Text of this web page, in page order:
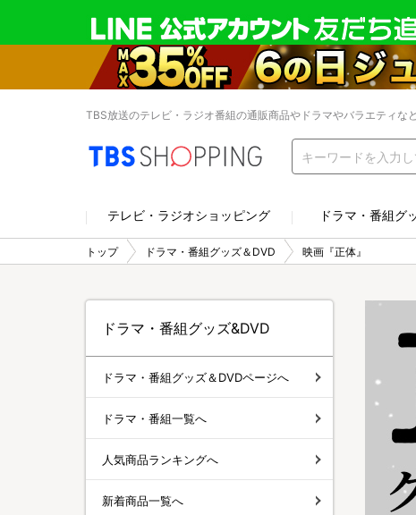
TBS放送のテレビ・ラジオ番組の通販商品やドラマやバラエティな
テレビ・ラジオショッピング ドラマ・番組グ
トップ ドラマ・番組グッズ＆DVD 映画『正体』
ドラマ・番組グッズ&DVD
ドラマ・番組グッズ＆DVDページへ
ドラマ・番組一覧へ
人気商品ランキングへ
新着商品一覧へ